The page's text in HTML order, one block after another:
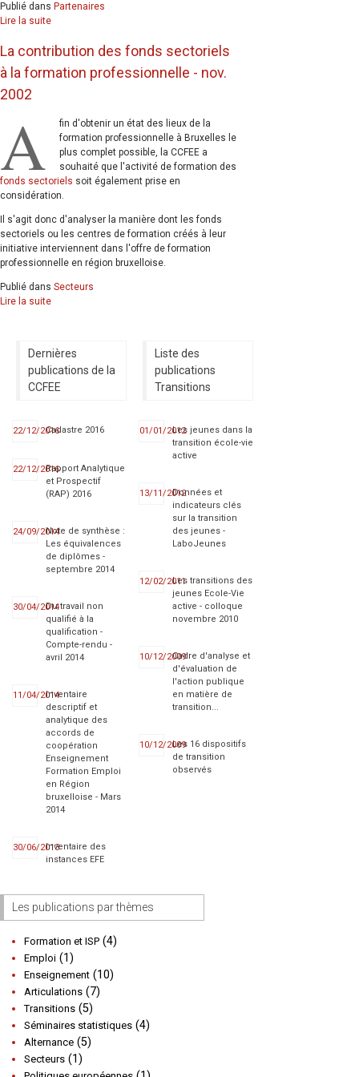
Publié dans Partenaires
Lire la suite
La contribution des fonds sectoriels
à la formation professionnelle - nov.
2002
A
fin d'obtenir un état des lieux de la
formation professionnelle à Bruxelles le
plus complet possible, la CCFEE a
souhaité que l'activité de formation des
fonds sectoriels soit également prise en
considération.
Il s'agit donc d'analyser la manière dont les fonds
sectoriels ou les centres de formation créés à leur
initiative interviennent dans l'offre de formation
professionnelle en région bruxelloise.
Publié dans Secteurs
Lire la suite
Dernières
publications de la
CCFEE
22/12/2016Cadastre 2016
22/12/2016Rapport Analytique
et Prospectif
(RAP) 2016
24/09/2014Note de synthèse :
Les équivalences
de diplômes -
septembre 2014
30/04/2014Du travail non
qualifié à la
qualification -
Compte-rendu -
avril 2014
11/04/2014Inventaire
descriptif et
analytique des
accords de
coopération
Enseignement
Formation Emploi
en Région
bruxelloise - Mars
2014
30/06/2013Inventaire des
instances EFE
Liste des
publications
Transitions
01/01/2012Les jeunes dans la
transition école-vie
active
13/11/2012Données et
indicateurs clés
sur la transition
des jeunes -
LaboJeunes
12/02/2011Les transitions des
jeunes Ecole-Vie
active - colloque
novembre 2010
10/12/2009Cadre d'analyse et
d'évaluation de
l'action publique
en matière de
transition...
10/12/2009Les 16 dispositifs
de transition
observés
Les publications par thèmes
Formation et ISP (4)
Emploi (1)
Enseignement (10)
Articulations (7)
Transitions (5)
Séminaires statistiques (4)
Alternance (5)
Secteurs (1)